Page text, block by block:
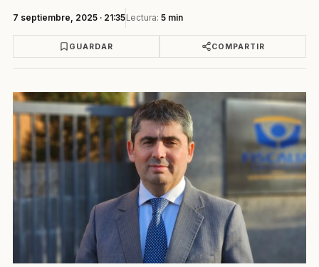
7 septiembre, 2025 · 21:35Lectura: 5 min
GUARDAR COMPARTIR